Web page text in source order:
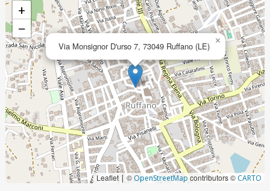
Via Monsignor D'urso 7, 73049 Ruffano (LE) ×
+
−
Leaflet| ©OpenStreetMapcontributors © CARTO